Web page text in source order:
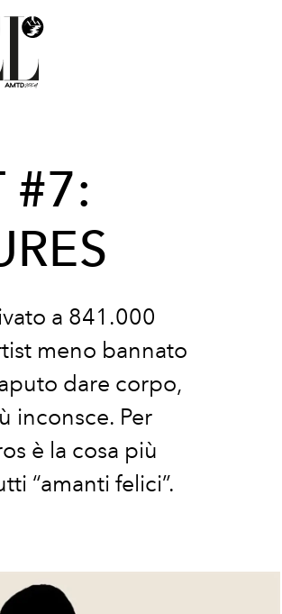
#7:
a 841.000
meno bannato
dare corpo,
inconsce. Per
è la cosa più
“amanti felici”.